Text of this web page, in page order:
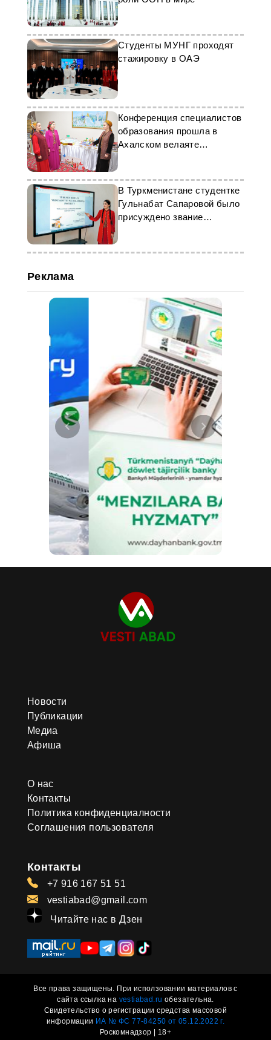
Студенты МУНГ проходят
стажировку в ОАЭ
Конференция специалистов
образования прошла в
Ахалском велаяте
В Туркменистане студентке
Гульнабат Сапаровой было
присуждено звание
Реклама
Новости
Публикации
Медиа
Афиша
О нас
Контакты
Политика конфиденциалности
Соглашения пользователя
Контакты
+7 916 167 51 51
vestiabad@gmail.com
Читайте нас в Дзен
Все права защищены. При исползовании материалов с
сайта ссылка на vestiabad.ru обезательна.
Свидетельство о регистрации средства массовой
информации ИА № ФС 77-84250 от 05.12.2022 г.
Роскомнадзор | 18+